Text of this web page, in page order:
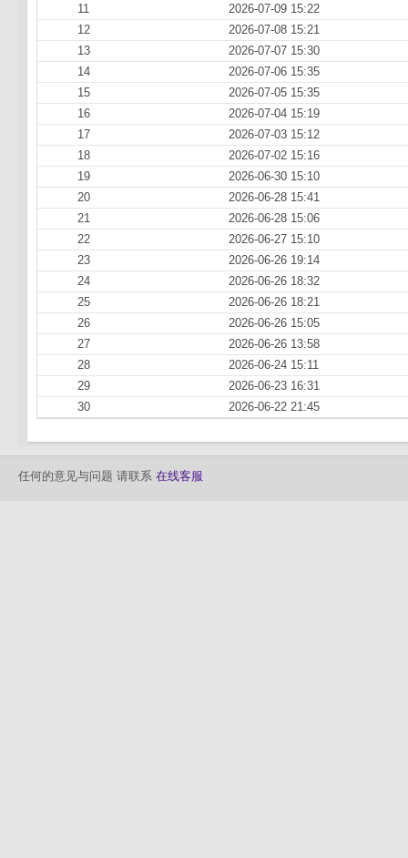
11
2026-07-09 15:22
12
2026-07-08 15:21
13
2026-07-07 15:30
14
2026-07-06 15:35
15
2026-07-05 15:35
16
2026-07-04 15:19
17
2026-07-03 15:12
18
2026-07-02 15:16
19
2026-06-30 15:10
20
2026-06-28 15:41
21
2026-06-28 15:06
22
2026-06-27 15:10
23
2026-06-26 19:14
24
2026-06-26 18:32
25
2026-06-26 18:21
26
2026-06-26 15:05
27
2026-06-26 13:58
28
2026-06-24 15:11
29
2026-06-23 16:31
30
2026-06-22 21:45
任何的意见与问题 请联系 在线客服